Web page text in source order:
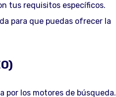
tus requisitos específicos.
para que puedas ofrecer la
los motores de búsqueda.